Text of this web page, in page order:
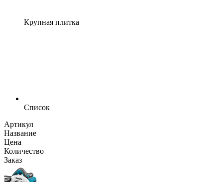
Крупная плитка
Список
Артикул
Название
Цена
Количество
Заказ